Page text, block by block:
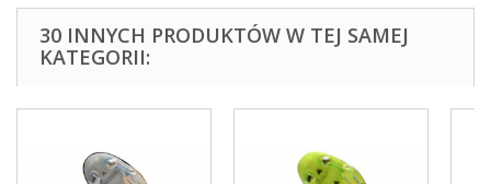
30 INNYCH PRODUKTÓW W TEJ SAMEJ
KATEGORII: